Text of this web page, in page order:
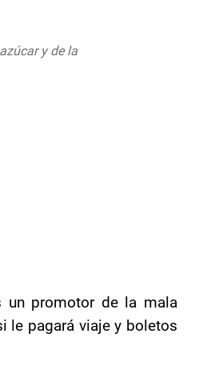
y de la
un promotor de la mala
le pagará viaje y boletos